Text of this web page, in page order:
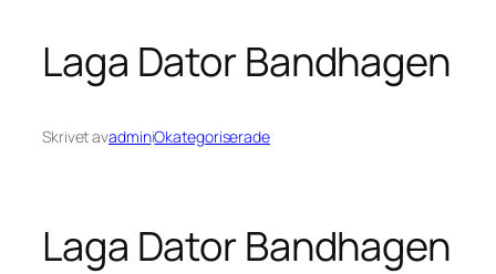
Laga Dator Bandhagen
Skrivet avadminiOkategoriserade
Laga Dator Bandhagen